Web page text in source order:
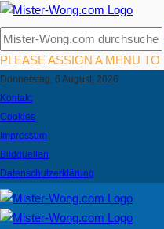
PLEASE ASSIGN A MENU
Donnerstag, 6 August, 2026
Kontakt
Cookies
Impressum
Bildquellen
Datenschutzerklärung